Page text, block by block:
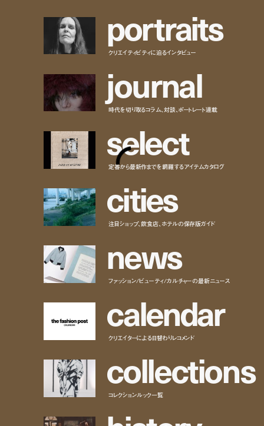
portraits
クリエイティビティに迫るインタビュー
journal
時代を切り取るコラム、対談、ポートレート連載
select
定番から最新作までを網羅するアイテムカタログ
cities
注目ショップ、飲食店、ホテルの保存版ガイド
news
ファッション/ビューティ/カルチャーの最新ニュース
calendar
クリエイターによる日替わりレコメンド
collections
コレクションルック一覧